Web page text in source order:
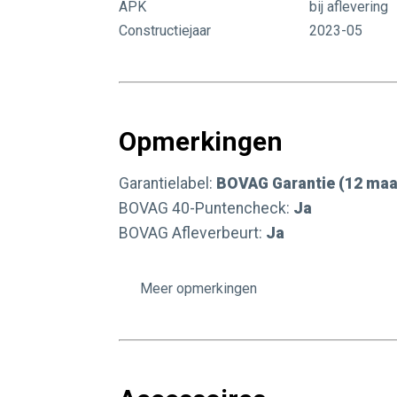
APK
bij aflevering
Constructiejaar
2023-05
Opmerkingen
Garantielabel: BOVAG Garantie (12
BOVAG 40-Puntencheck: Ja
BOVAG Afleverbeurt: Ja
Autobedrijf Valkenburg bestaat al ruim
opmerkingen